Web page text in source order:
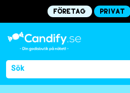
Företag Privat